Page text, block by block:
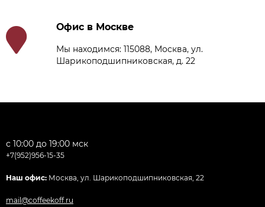
Офис в Москве
Мы находимся: 115088, Москва, ул.
Шарикоподшипниковская, д. 22
с 10:00 до 19:00 мск
+7(952)956-15-35
Наш офис: Москва, ул. Шарикоподшипниковская, 22
mail@coffeekoff.ru